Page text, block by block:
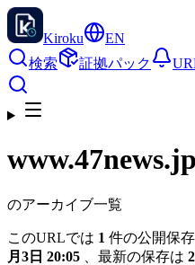
Kiroku
EN
検索
証拠パック
のアーカイブ一覧
このURLでは 1 件の公開保
月3日 20:05
、最新の保存は